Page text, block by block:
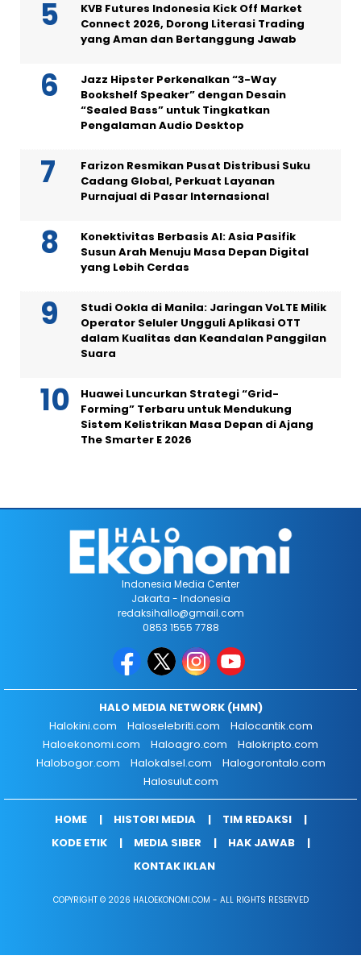
KVB Futures Indonesia Kick Off Market
Connect 2026, Dorong Literasi Trading
yang Aman dan Bertanggung Jawab
Jazz Hipster Perkenalkan “3-Way
Bookshelf Speaker” dengan Desain
“Sealed Bass” untuk Tingkatkan
Pengalaman Audio Desktop
Farizon Resmikan Pusat Distribusi Suku
Cadang Global, Perkuat Layanan
Purnajual di Pasar Internasional
Konektivitas Berbasis AI: Asia Pasifik
Susun Arah Menuju Masa Depan Digital
yang Lebih Cerdas
Studi Ookla di Manila: Jaringan VoLTE Milik
Operator Seluler Ungguli Aplikasi OTT
dalam Kualitas dan Keandalan Panggilan
Suara
Huawei Luncurkan Strategi “Grid-
Forming” Terbaru untuk Mendukung
Sistem Kelistrikan Masa Depan di Ajang
The Smarter E 2026
Indonesia Media Center
Jakarta - Indonesia
redaksihallo@gmail.com
0853 1555 7788
HALO MEDIA NETWORK (HMN)
Halokini.com
Haloselebriti.com
Halocantik.com
Haloekonomi.com
Haloagro.com
Halokripto.com
Halobogor.com
Halokalsel.com
Halogorontalo.com
Halosulut.com
HOME HISTORI MEDIA
TIM REDAKSI
KODE ETIK
MEDIA SIBER
HAK JAWAB
KONTAK IKLAN
COPYRIGHT © 2026 HALOEKONOMI.COM - ALL RIGHTS RESERVED